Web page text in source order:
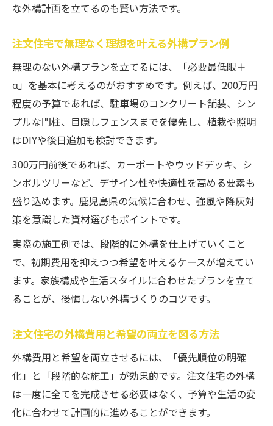
な外構計画を立てるのも賢い方法です。
注文住宅で無理なく理想を叶える外構プラン例
無理のない外構プランを立てるには、「必要最低限＋
α」を基本に考えるのがおすすめです。例えば、200万円
程度の予算であれば、駐車場のコンクリート舗装、シン
プルな門柱、目隠しフェンスまでを優先し、植栽や照明
はDIYや後日追加も検討できます。
300万円前後であれば、カーポートやウッドデッキ、シ
ンボルツリーなど、デザイン性や快適性を高める要素も
盛り込めます。鹿児島県の気候に合わせ、強風や降灰対
策を意識した資材選びもポイントです。
実際の施工例では、段階的に外構を仕上げていくこと
で、初期費用を抑えつつ希望を叶えるケースが増えてい
ます。家族構成や生活スタイルに合わせたプランを立て
ることが、後悔しない外構づくりのコツです。
注文住宅の外構費用と希望の両立を図る方法
外構費用と希望を両立させるには、「優先順位の明確
化」と「段階的な施工」が効果的です。注文住宅の外構
は一度に全てを完成させる必要はなく、予算や生活の変
化に合わせて計画的に進めることができます。